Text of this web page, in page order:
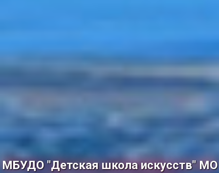
МБУДО "Детская школа искусств" МО